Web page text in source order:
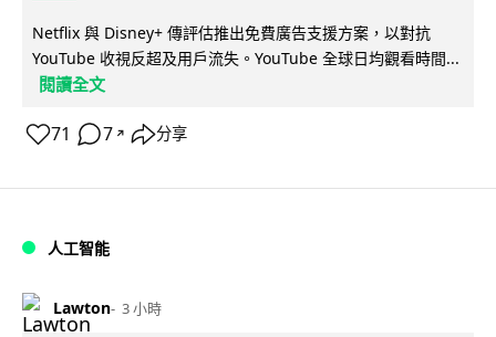
Netflix 與 Disney+ 傳評估推出免費廣告支援方案，以對抗
YouTube 收視反超及用戶流失。YouTube 全球日均觀看時間...
閱讀全文
71 7 ↗ 分享
人工智能
Lawton 3 小時